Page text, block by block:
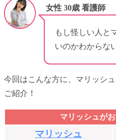
女性 30歳 看護師
もし怪しい人と
いのかわからな
今回はこんな方に、マリッシ
ご紹介！
マリッシュが
マリッシュ